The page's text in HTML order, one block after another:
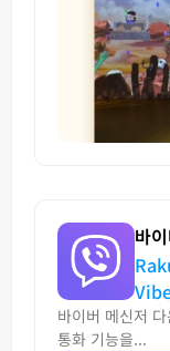
바
바이버 메신저
통화 기능을...